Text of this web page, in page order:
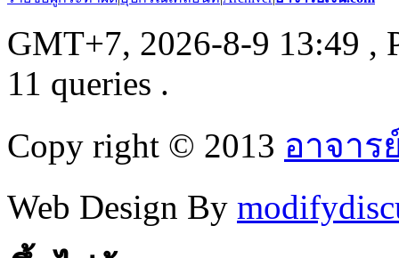
GMT+7, 2026-8-9 13:49 ,
11 queries .
Copy right © 2013 อาจาร
Web Design By